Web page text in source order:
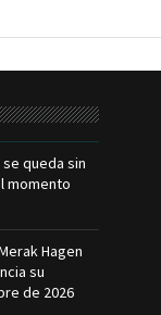
se queda sin
momento
Hagen
su
de 2026